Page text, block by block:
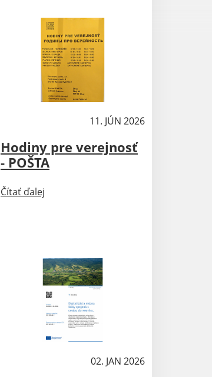
11. JÚN 2026
Hodiny pre verejnosť
- POŠTA
Čítať ďalej
02. JAN 2026